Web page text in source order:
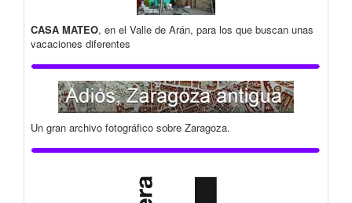
CASA MATEO, en el Valle de Arán, para los que buscan unas
vacaciones diferentes
Un gran archivo fotográfico sobre Zaragoza.